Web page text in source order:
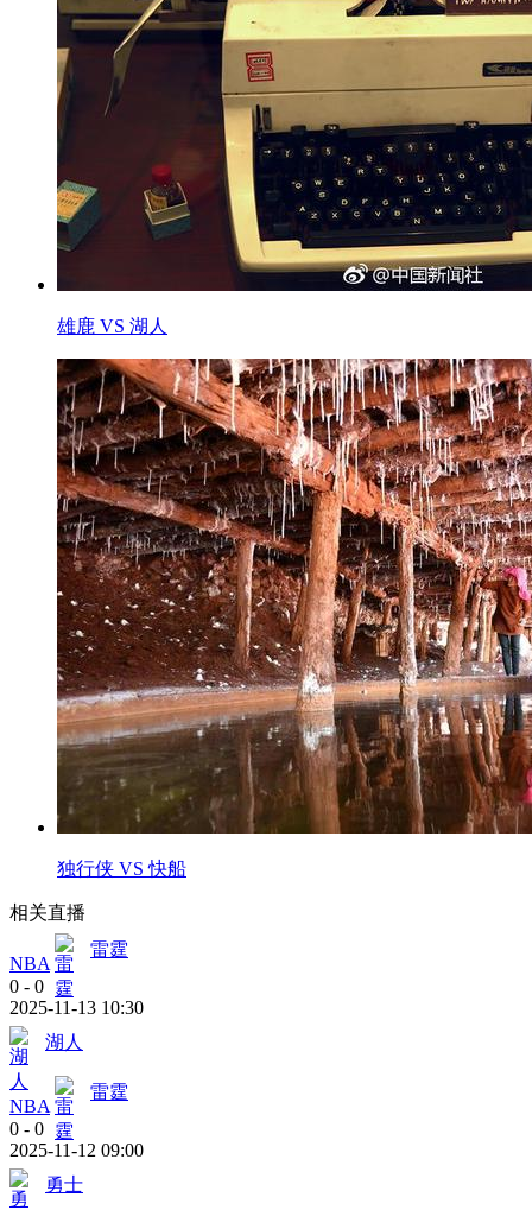
雄鹿 VS 湖人
独行侠 VS 快船
相关直播
NBA
雷霆
0 - 0
2025-11-13 10:30
湖人
NBA
雷霆
0 - 0
2025-11-12 09:00
勇士